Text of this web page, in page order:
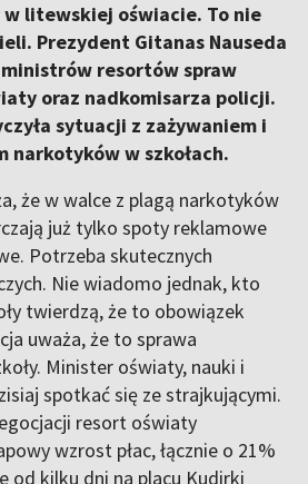
w litewskiej oświacie. To nie
Prezydent Gitanas Nauseda
resortów spraw
oraz nadkomisarza policji.
sytuacji z zażywaniem i
narkotyków w szkołach.
że w walce z plagą narkotyków
już tylko spoty reklamowe
Potrzeba skutecznych
Nie wiadomo jednak, kto
twierdzą, że to obowiązek
uważa, że to sprawa
Minister oświaty, nauki i
spotkać się ze strajkującymi.
resort oświaty
wzrost płac, łącznie o 21%
od kilku dni na placu Kudirki